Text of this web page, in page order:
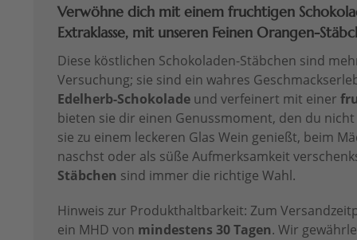
Verwöhne dich mit einem fruchtigen
Extraklasse, mit unseren Feinen Orangen-
Diese köstlichen Schokoladen-Stäbchen sind
Versuchung; sie sind ein wahres
Edelherb-Schokolade und verfeinert mit einer
bieten sie dir einen Genussmoment, den du
sie zu einem leckeren Glas Wein genießt, beim
naschst oder als süße Aufmerksamkeit
Stäbchen sind immer die richtige Wahl.
Hinweis zur Produkthaltbarkeit: Zum
ein MHD von mindestens 30 Tagen. Wir